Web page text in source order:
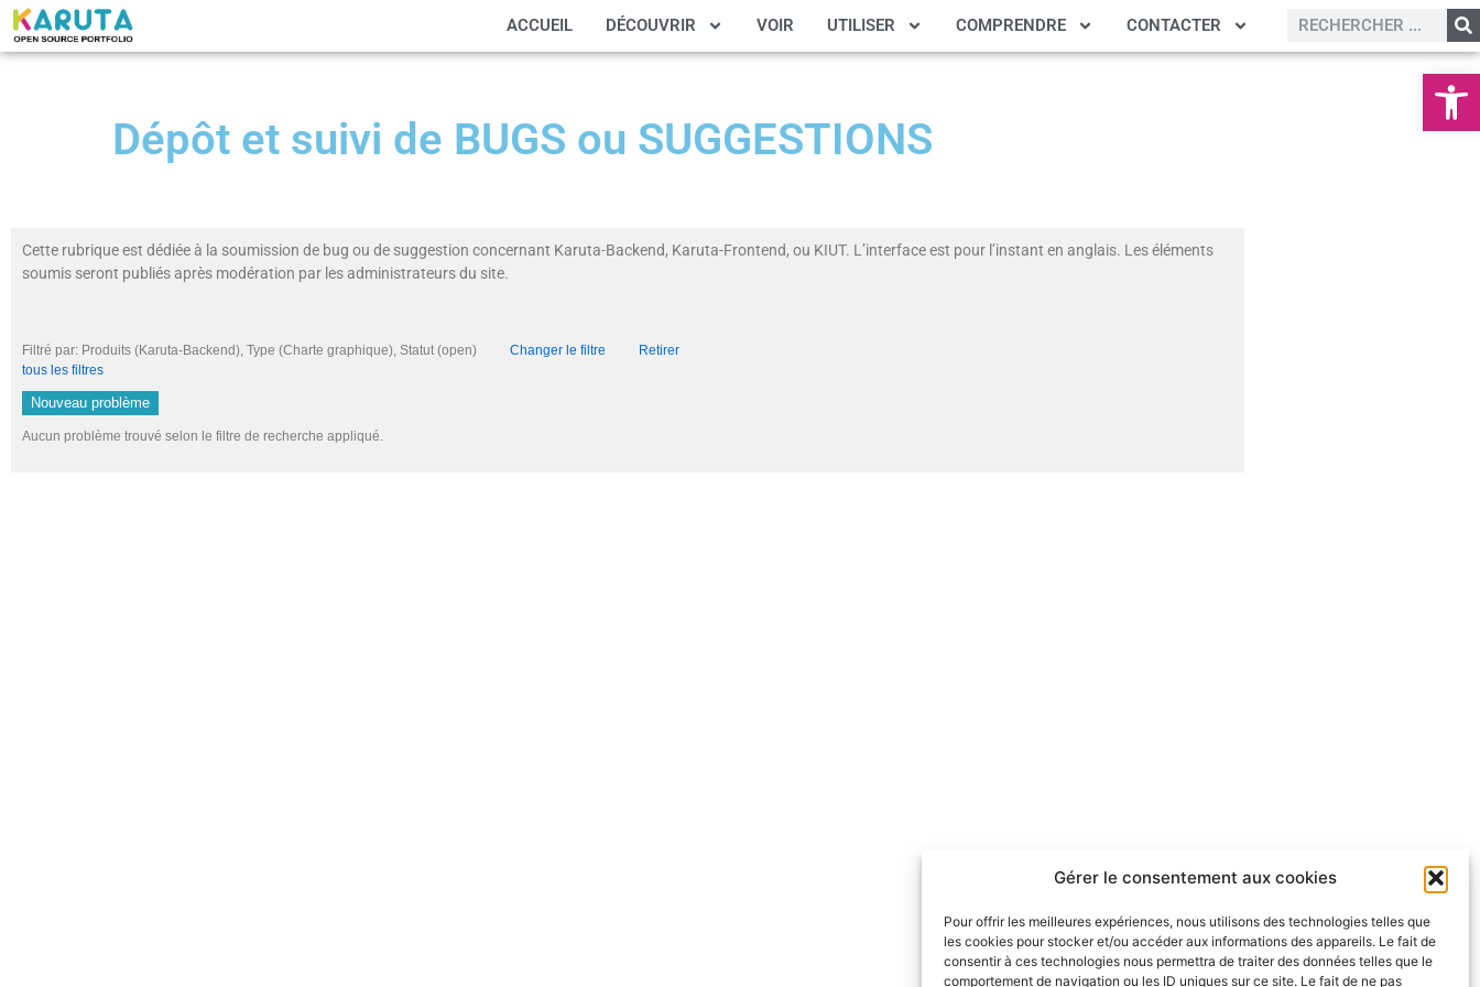
Ouvrir
Gérer le consentement aux cookies
Pour offrir les meilleures expériences, nous utilisons des technologies telles que
les cookies pour stocker et/ou accéder aux informations des appareils. Le fait de
consentir à ces technologies nous permettra de traiter des données telles que le
comportement de navigation ou les ID uniques sur ce site. Le fait de ne pas
ACCUEIL DÉCOUVRIR VOIR UTILISER COMPRENDRE CONTACTER
Dépôt et suivi de BUGS ou SUGGESTIONS
Cette rubrique est dédiée à la soumission de bug ou de suggestion concernant Karuta-Backend, Karuta-Frontend, ou KIUT. L’interface est pour l’instant en anglais. Les éléments
soumis seront publiés après modération par les administrateurs du site.
Filtré par: Produits (Karuta-Backend), Type (Charte graphique), Statut (open) Changer le filtre
Retirer
tous les filtres
Nouveau problème
Aucun problème trouvé selon le filtre de recherche appliqué.